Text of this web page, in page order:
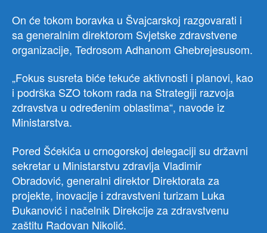
On će tokom boravka u Švajcarskoj razgovarati i
sa generalnim direktorom Svjetske zdravstvene
organizacije, Tedrosom Adhanom Ghebrejesusom.
„Fokus susreta biće tekuće aktivnosti i planovi, kao
i podrška SZO tokom rada na Strategiji razvoja
zdravstva u određenim oblastima“, navode iz
Ministarstva.
Pored Šćekića u crnogorskoj delegaciji su državni
sekretar u Ministarstvu zdravlja Vladimir
Obradović, generalni direktor Direktorata za
projekte, inovacije i zdravstveni turizam Luka
Đukanović i načelnik Direkcije za zdravstvenu
zaštitu Radovan Nikolić.